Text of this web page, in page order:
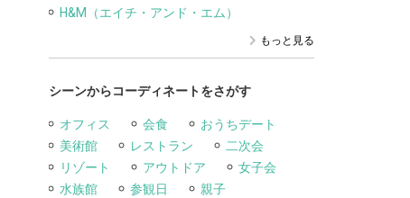
H&M（エイチ・アンド・エム）
もっと見る
シーンからコーディネートをさがす
オフィス 会食
おうちデート
美術館
レストラン
二次会
リゾート
アウトドア
女子会
水族館
参観日
親子